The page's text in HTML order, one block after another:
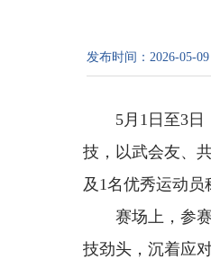
发布时间： 2026-05-
5月1日至3
技，以武会友、
及1名优秀运动员
赛场上，参
技劲头，沉着应